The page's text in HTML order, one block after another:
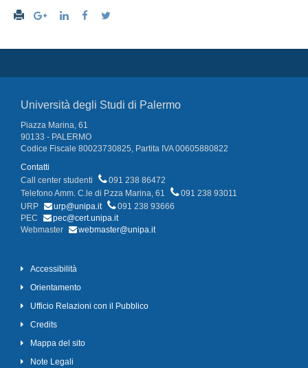
Università degli Studi di Palermo
Piazza Marina, 61
90133 - PALERMO
Codice Fiscale 80023730825, Partita IVA 00605880822
Contatti
Call center studenti
091 238 86472
Telefono Amm. C.le di P.zza Marina, 61
091 238 93011
URP
urp@unipa.it
091 238 93666
PEC
pec@cert.unipa.it
Webmaster
webmaster@unipa.it
Accessibilità
Orientamento
Ufficio Relazioni con il Pubblico
Credits
Mappa del sito
Note Legali